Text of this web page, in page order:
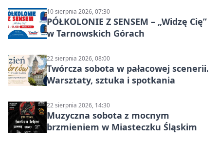
10 sierpnia 2026, 07:30
PÓŁKOLONIE Z SENSEM – „Widzę Cię”
w Tarnowskich Górach
22 sierpnia 2026, 08:00
Twórcza sobota w pałacowej scenerii.
Warsztaty, sztuka i spotkania
22 sierpnia 2026, 14:30
Muzyczna sobota z mocnym
brzmieniem w Miasteczku Śląskim